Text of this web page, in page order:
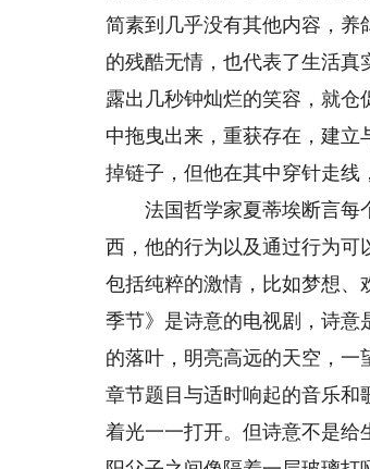
简素到几乎没有其他内容，养
的残酷无情，也代表了生活
露出几秒钟灿烂的笑容，就
中拖曳出来，重获存在，建
掉链子，但他在其中穿针走线
法国哲学家夏蒂埃断言每个
西，他的行为以及通过行为可
包括纯粹的激情，比如梦想、
季节》是诗意的电视剧，诗意
的落叶，明亮高远的天空，
章节题目与适时响起的音乐和
着光一一打开。但诗意不是给